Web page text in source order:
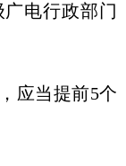
电行政部门
应当提前5个